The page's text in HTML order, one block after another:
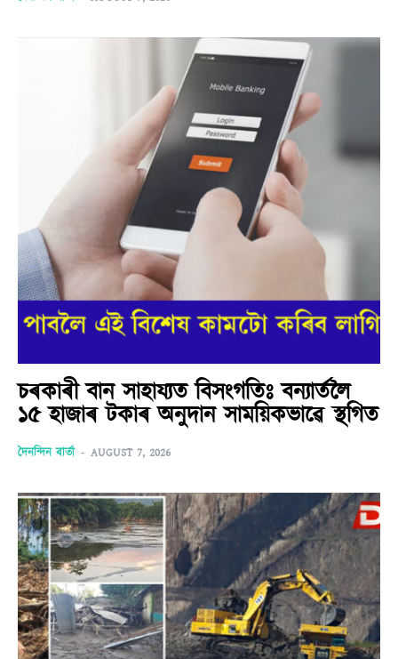
চৰকাৰী বান সাহায্যত বিসংগতিঃ বন্যাৰ্তলৈ
১৫ হাজাৰ টকাৰ অনুদান সাময়িকভাৱে স্থগিত
দৈনন্দিন বাৰ্তা - AUGUST 7, 2026